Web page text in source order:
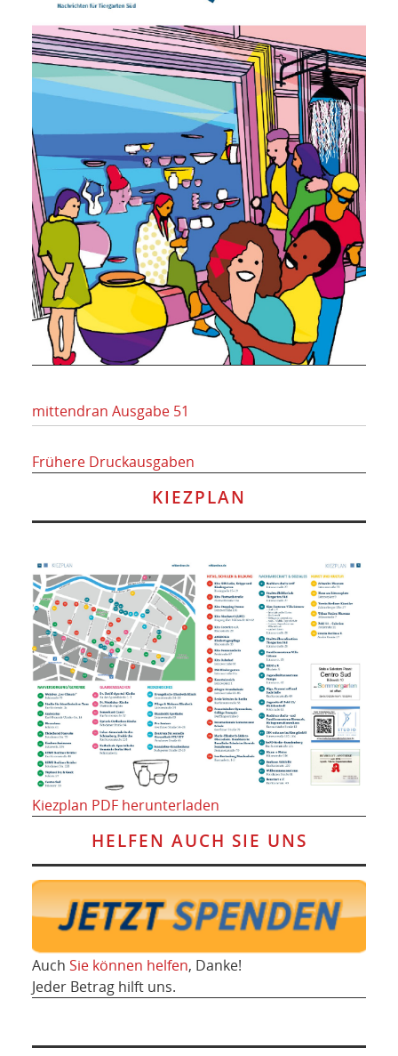
mittendran Ausgabe 51
Frühere Druckausgaben
KIEZPLAN
Kiezplan PDF herunterladen
HELFEN AUCH SIE UNS
Auch Sie können helfen, Danke!
Jeder Betrag hilft uns.